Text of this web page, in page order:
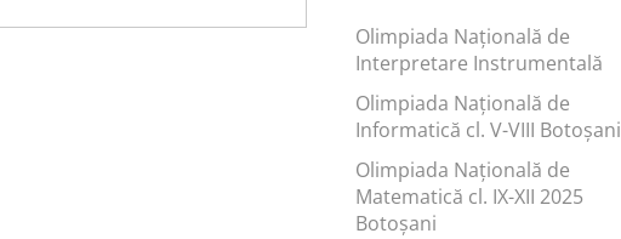
Olimpiada Națională de
Interpretare Instrumentală
Olimpiada Națională de
Informatică cl. V-VIII Botoșani
Olimpiada Națională de
Matematică cl. IX-XII 2025
Botoșani